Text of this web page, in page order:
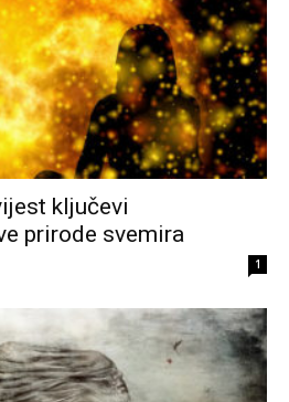
ključevi
prirode svemira
1